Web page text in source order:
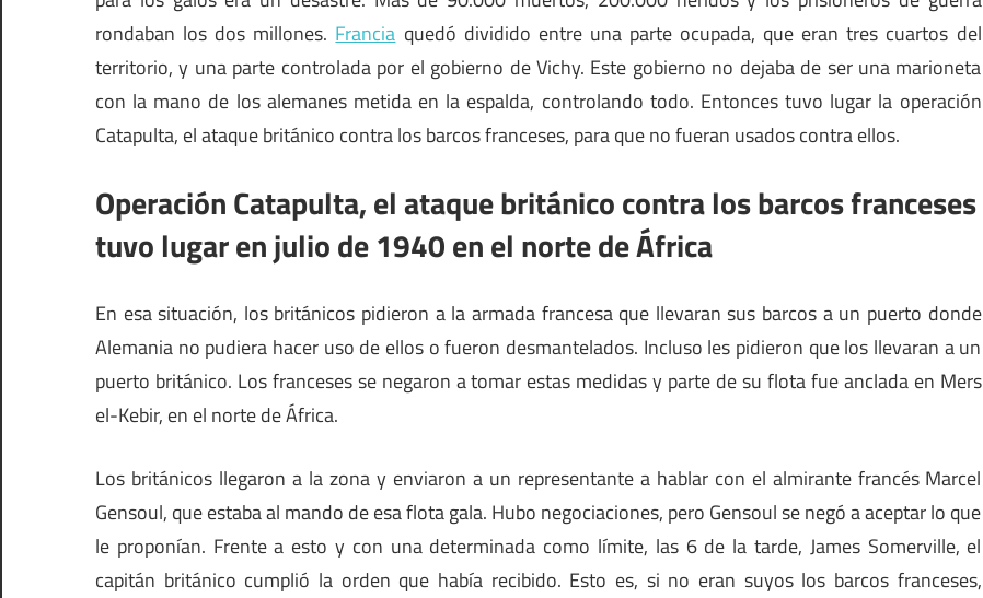
rondaban los dos millones. Francia quedó dividido entre una parte ocupada, que eran tres cuartos del
territorio, y una parte controlada por el gobierno de Vichy. Este gobierno no dejaba de ser una marioneta
con la mano de los alemanes metida en la espalda, controlando todo. Entonces tuvo lugar la operación
Catapulta, el ataque británico contra los barcos franceses, para que no fueran usados contra ellos.
Operación Catapulta, el ataque británico contra los barcos franceses
tuvo lugar en julio de 1940 en el norte de África
En esa situación, los británicos pidieron a la armada francesa que llevaran sus barcos a un puerto donde
Alemania no pudiera hacer uso de ellos o fueron desmantelados. Incluso les pidieron que los llevaran a un
puerto británico. Los franceses se negaron a tomar estas medidas y parte de su flota fue anclada en Mers
el-Kebir, en el norte de África.
Los británicos llegaron a la zona y enviaron a un representante a hablar con el almirante francés Marcel
Gensoul, que estaba al mando de esa flota gala. Hubo negociaciones, pero Gensoul se negó a aceptar lo que
le proponían. Frente a esto y con una determinada como límite, las 6 de la tarde, James Somerville, el
capitán británico cumplió la orden que había recibido. Esto es, si no eran suyos los barcos franceses,